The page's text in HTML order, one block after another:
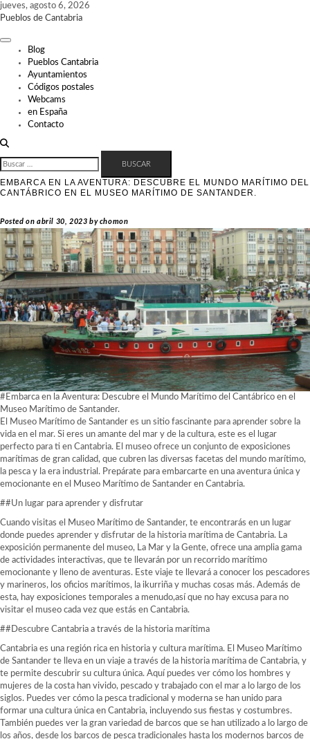
Skip
to
jueves, agosto 6, 2026
Pueblos de Cantabria
Blog
Pueblos Cantabria
Ayuntamientos
Códigos postales
Webcams
en España
Contacto
BUSCAR:
EMBARCA EN LA AVENTURA: DESCUBRE EL MUNDO MARÍTIMO DEL
CANTÁBRICO EN EL MUSEO MARÍTIMO DE SANTANDER.
Posted on abril 30, 2023 bychomon
#Embarca en la Aventura: Descubre el Mundo Marítimo del Cantábrico en el
Museo Marítimo de Santander.
El Museo Marítimo de Santander es un sitio fascinante para aprender sobre la
vida en el mar. Si eres un amante del mar y de la cultura, este es el lugar
perfecto para ti en Cantabria. El museo ofrece un conjunto de exposiciones
marítimas de gran calidad, que cubren las diversas facetas del mundo marítimo,
la pesca y la era industrial. Prepárate para embarcarte en una aventura única y
emocionante en el Museo Marítimo de Santander en Cantabria.
##Un lugar para aprender y disfrutar
Cuando visitas el Museo Marítimo de Santander, te encontrarás en un lugar
donde puedes aprender y disfrutar de la historia marítima de Cantabria. La
exposición permanente del museo, La Mar y la Gente, ofrece una amplia gama
de actividades interactivas, que te llevarán por un recorrido marítimo
emocionante y lleno de aventuras. Este viaje te llevará a conocer los pescadores
y marineros, los oficios marítimos, la ikurriña y muchas cosas más. Además de
esta, hay exposiciones temporales a menudo,así que no hay excusa para no
visitar el museo cada vez que estás en Cantabria.
##Descubre Cantabria a través de la historia marítima
Cantabria es una región rica en historia y cultura marítima. El Museo Marítimo
de Santander te lleva en un viaje a través de la historia marítima de Cantabria, y
te permite descubrir su cultura única. Aquí puedes ver cómo los hombres y
mujeres de la costa han vivido, pescado y trabajado con el mar a lo largo de los
siglos. Puedes ver cómo la pesca tradicional y moderna se han unido para
formar una cultura única en Cantabria, incluyendo sus fiestas y costumbres.
También puedes ver la gran variedad de barcos que se han utilizado a lo largo de
los años, desde los barcos de pesca tradicionales hasta los modernos barcos de